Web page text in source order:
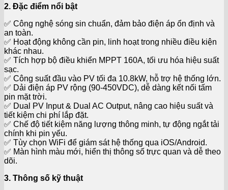
2. Đặc điểm nổi bật
✅ Công nghệ sóng sin chuẩn, đảm bảo điện áp ổn định và
an toàn.
✅ Hoạt động không cần pin, linh hoạt trong nhiều điều kiện
khác nhau.
✅ Tích hợp bộ điều khiển MPPT 160A, tối ưu hóa hiệu suất
sạc.
✅ Công suất đầu vào PV tối đa 10.8kW, hỗ trợ hệ thống lớn.
✅ Dải điện áp PV rộng (90-450VDC), dễ dàng kết nối tấm
pin mặt trời.
✅ Dual PV Input & Dual AC Output, nâng cao hiệu suất và
tiết kiệm chi phí lắp đặt.
✅ Chế độ tiết kiệm năng lượng thông minh, tự động ngắt tải
chính khi pin yếu.
✅ Tùy chọn WiFi để giám sát hệ thống qua iOS/Android.
✅ Màn hình màu mới, hiển thị thông số trực quan và dễ theo
dõi.
3. Thông số kỹ thuật